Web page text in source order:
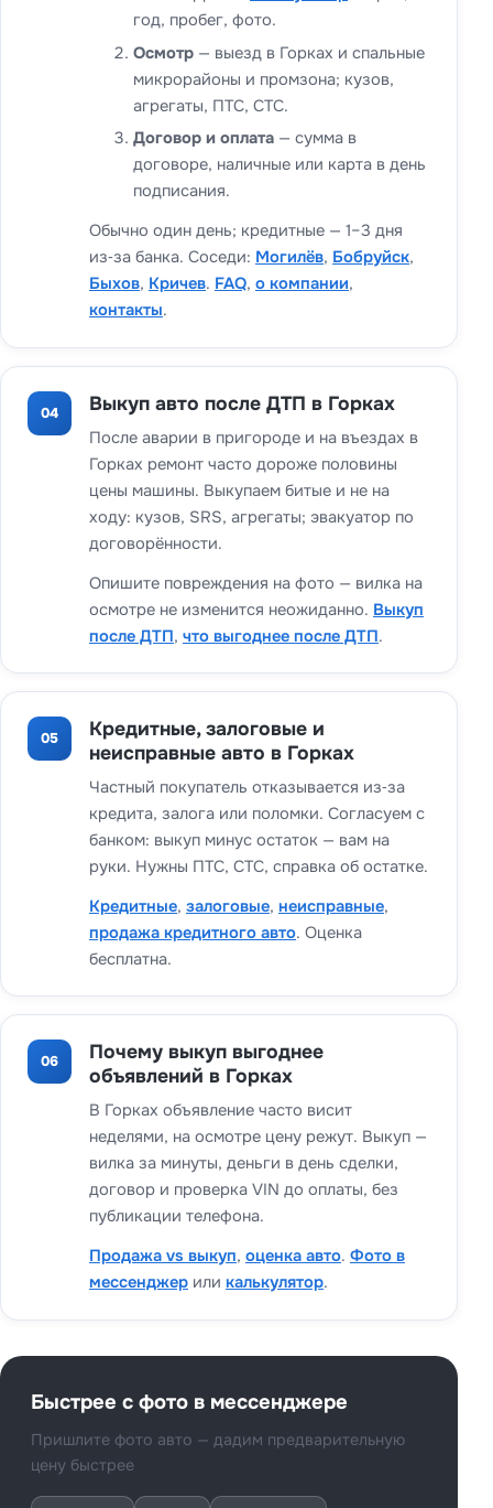
год, пробег, фото.
Осмотр — выезд в Горках и спальные
микрорайоны и промзона; кузов,
агрегаты, ПТС, СТС.
Договор и оплата — сумма в
договоре, наличные или карта в день
подписания.
Обычно один день; кредитные — 1–3 дня
из‑за банка. Соседи: Могилёв, Бобруйск,
Быхов, Кричев. FAQ, о компании,
контакты.
04 Выкуп авто после ДТП в Горках
После аварии в пригороде и на въездах в
Горках ремонт часто дороже половины
цены машины. Выкупаем битые и не на
ходу: кузов, SRS, агрегаты; эвакуатор по
договорённости.
Опишите повреждения на фото — вилка на
осмотре не изменится неожиданно. Выкуп
после ДТП, что выгоднее после ДТП.
05
Кредитные, залоговые и
неисправные авто в Горках
Частный покупатель отказывается из‑за
кредита, залога или поломки. Согласуем с
банком: выкуп минус остаток — вам на
руки. Нужны ПТС, СТС, справка об остатке.
Кредитные, залоговые, неисправные,
продажа кредитного авто. Оценка
бесплатна.
06
Почему выкуп выгоднее
объявлений в Горках
В Горках объявление часто висит
неделями, на осмотре цену режут. Выкуп —
вилка за минуты, деньги в день сделки,
договор и проверка VIN до оплаты, без
публикации телефона.
Продажа vs выкуп, оценка авто. Фото в
мессенджер или калькулятор.
Быстрее с фото в мессенджере
Пришлите фото авто — дадим предварительную
цену быстрее